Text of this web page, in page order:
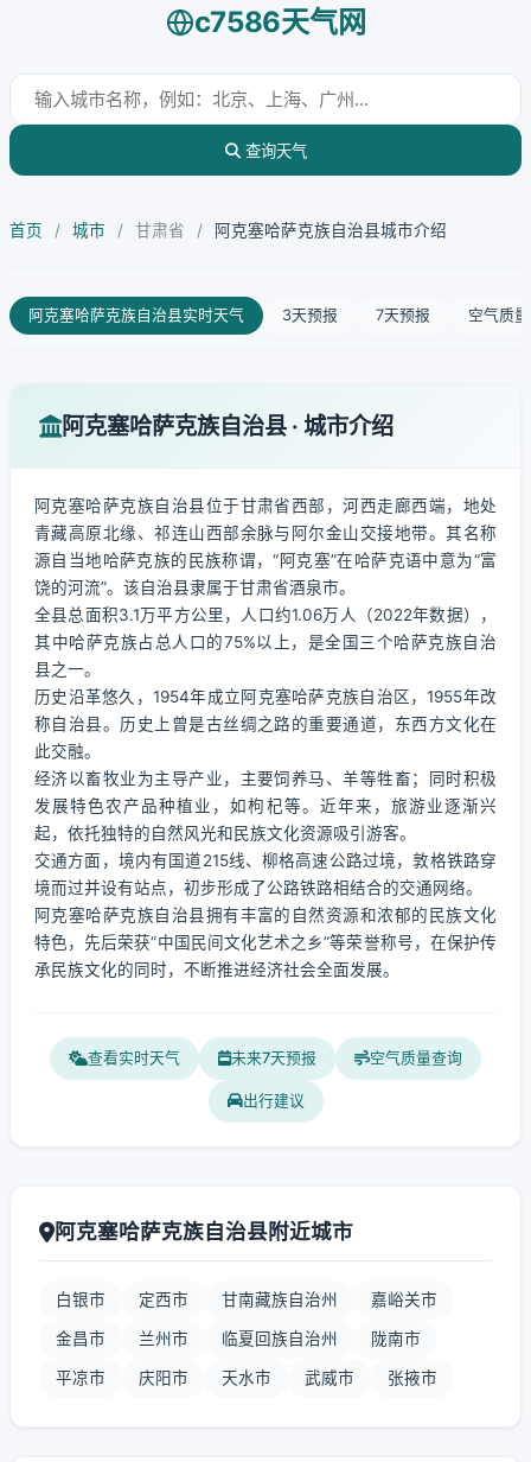
c7586天气网
查询天气
首页 / 城市 / 甘肃省 / 阿克塞哈萨克族自治县城市介绍
阿克塞哈萨克族自治县实时天气 3天预报 7天预报 空气质量
阿克塞哈萨克族自治县 · 城市介绍
阿克塞哈萨克族自治县位于甘肃省西部，河西走廊西端，地处
青藏高原北缘、祁连山西部余脉与阿尔金山交接地带。其名称
源自当地哈萨克族的民族称谓，“阿克塞”在哈萨克语中意为“富
饶的河流”。该自治县隶属于甘肃省酒泉市。
全县总面积3.1万平方公里，人口约1.06万人（2022年数据），
其中哈萨克族占总人口的75%以上，是全国三个哈萨克族自治
县之一。
历史沿革悠久，1954年成立阿克塞哈萨克族自治区，1955年改
称自治县。历史上曾是古丝绸之路的重要通道，东西方文化在
此交融。
经济以畜牧业为主导产业，主要饲养马、羊等牲畜；同时积极
发展特色农产品种植业，如枸杞等。近年来，旅游业逐渐兴
起，依托独特的自然风光和民族文化资源吸引游客。
交通方面，境内有国道215线、柳格高速公路过境，敦格铁路穿
境而过并设有站点，初步形成了公路铁路相结合的交通网络。
阿克塞哈萨克族自治县拥有丰富的自然资源和浓郁的民族文化
特色，先后荣获“中国民间文化艺术之乡”等荣誉称号，在保护传
承民族文化的同时，不断推进经济社会全面发展。
查看实时天气 未来7天预报 空气质量查询
出行建议
阿克塞哈萨克族自治县附近城市
白银市 定西市 甘南藏族自治州 嘉峪关市
金昌市 兰州市 临夏回族自治州 陇南市
平凉市 庆阳市 天水市 武威市 张掖市